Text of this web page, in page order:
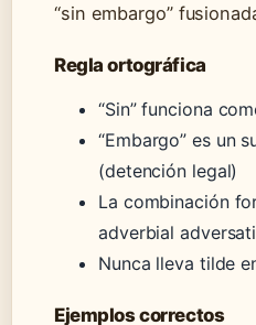
“sin embargo”
Regla ortográfica
“Sin” funciona
“Embargo” es un
(detención legal)
La combinación
adverbial
Nunca lleva tilde
Ejemplos correctos